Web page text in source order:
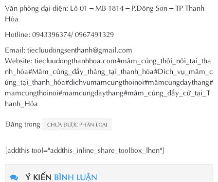
Văn phòng đại diện: Lô 01 – MB 1814 – P.Đông Sơn – TP Thanh
Hóa
Hotline: 0943396374/ 0967491329
Email: tiecluudongsenthanh@gmail.com
Website: tiecluudongthanhhoa.com#mâm_cúng_thôi_nôi_tại_tha
nh_hóa#Mâm_cúng_đầy_tháng_tại_thanh_hóa#Dich_vụ_mâm_c
úng_tại_thanh_hóa#dichvumamcungthoinoi#mâmcungdaythang#
mamcungthoinoi#mamcungdaythang#mâm_cúng_đầy_cữ_tại_T
hanh_Hóa
Đăng trong
CHƯA ĐƯỢC PHÂN LOẠI
[addthis tool="addthis_inline_share_toolbox_lhen"]
Ý KIẾN BÌNH LUẬN